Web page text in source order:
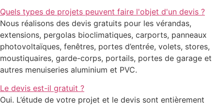
Quels types de projets peuvent faire l'objet d'un devis ?
Nous réalisons des devis gratuits pour les vérandas,
extensions, pergolas bioclimatiques, carports, panneaux
photovoltaïques, fenêtres, portes d’entrée, volets, stores,
moustiquaires, garde-corps, portails, portes de garage et
autres menuiseries aluminium et PVC.
Le devis est-il gratuit ?
Oui. L’étude de votre projet et le devis sont entièrement